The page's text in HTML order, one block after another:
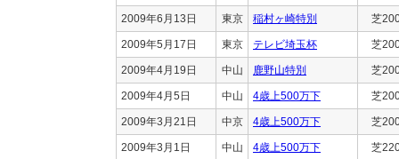
2009年6月13日 東京 稲村ヶ崎特別 芝
2009年5月17日 東京 テレビ埼玉杯 芝
2009年4月19日 中山 鹿野山特別 芝
2009年4月5日 中山 4歳上500万下 芝
2009年3月21日 中京 4歳上500万下 芝
2009年3月1日 中山 4歳上500万下 芝